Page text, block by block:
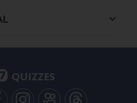
QUIZZES